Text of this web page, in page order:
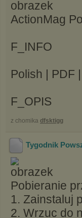
ActionMag
F_INFO
Polish | PDF
F_OPIS
z chomika dfsktigg
Tygodnik
Pobieranie
1. Zainstaluj
2. Wrzuc do